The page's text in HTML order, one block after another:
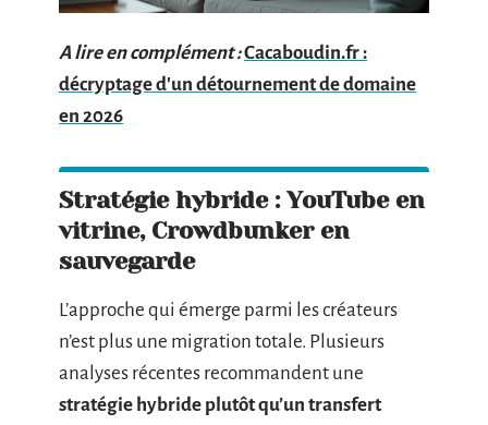
A lire en complément :Cacaboudin.fr :
décryptage d'un détournement de domaine
en 2026
Stratégie hybride : YouTube en
vitrine, Crowdbunker en
sauvegarde
L’approche qui émerge parmi les créateurs
n’est plus une migration totale. Plusieurs
analyses récentes recommandent une
stratégie hybride plutôt qu’un transfert